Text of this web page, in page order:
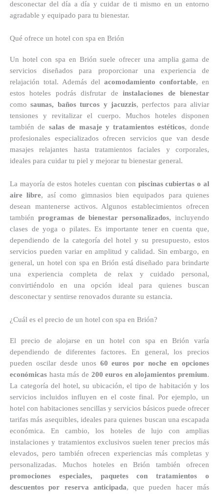
desconectar del día a día y cuidar de ti mismo en un entorno
agradable y equipado para tu bienestar.
Qué ofrece un hotel con spa en Brión
Un hotel con spa en Brión suele ofrecer una amplia gama de
servicios diseñados para proporcionar una experiencia de
relajación total. Además del acomodamiento confortable, en
estos hoteles podrás disfrutar deinstalaciones de bienestar
comosaunas, baños turcos y jacuzzis, perfectos para aliviar
tensiones y revitalizar el cuerpo. Muchos hoteles disponen
también de salas de masaje y tratamientos estéticos, donde
profesionales especializados ofrecen servicios que van desde
masajes relajantes hasta tratamientos faciales y corporales,
ideales para cuidar tu piel y mejorar tu bienestar general.
La mayoría de estos hoteles cuentan con piscinas cubiertas o al
aire libre, así como gimnasios bien equipados para quienes
desean mantenerse activos. Algunos establecimientos ofrecen
también programas de bienestar personalizados, incluyendo
clases de yoga o pilates. Es importante tener en cuenta que,
dependiendo de la categoría del hotel y su presupuesto, estos
servicios pueden variar en amplitud y calidad. Sin embargo, en
general, un hotel con spa en Brión está diseñado para brindarte
una experiencia completa de relax y cuidado personal,
convirtiéndolo en una opción ideal para quienes buscan
desconectar y sentirse renovados durante su estancia.
¿Cuál es el precio de un hotel con spa en Brión?
El precio de alojarse en un hotel con spa en Brión varía
dependiendo de diferentes factores. En general, los precios
pueden oscilar desde unos 60 euros por noche en opciones
económicas hasta más de 200 euros en alojamientos premium.
La categoría del hotel, su ubicación, el tipo de habitación y los
servicios incluidos influyen en el coste final. Por ejemplo, un
hotel con habitaciones sencillas y servicios básicos puede ofrecer
tarifas más asequibles, ideales para quienes buscan una escapada
económica. En cambio, los hoteles de lujo con amplias
instalaciones y tratamientos exclusivos suelen tener precios más
elevados, pero también ofrecen experiencias más completas y
personalizadas. Muchos hoteles en Brión también ofrecen
promociones especiales, paquetes con tratamientos o
descuentos por reserva anticipada, que pueden hacer más